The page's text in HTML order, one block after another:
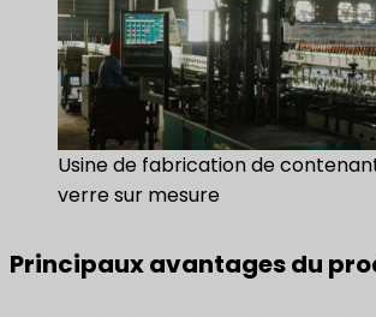
Usine de fabrication de
verre sur mesure
Principaux avantages du